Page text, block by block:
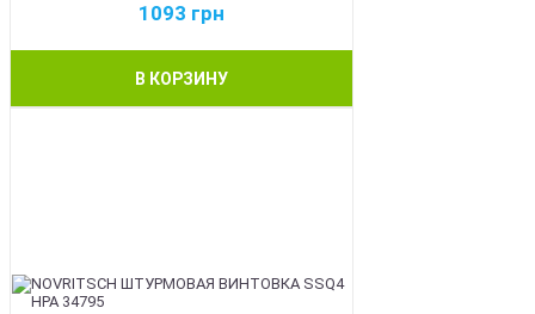
1093 грн
В КОРЗИНУ